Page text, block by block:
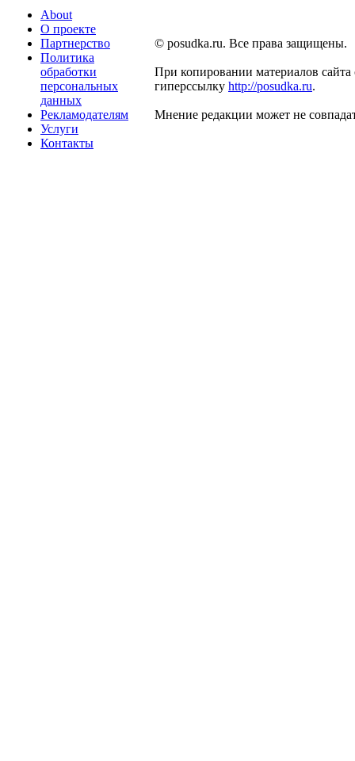
About
О проекте
Партнерство
Политика
обработки
персональных
данных
Рекламодателям
Услуги
Контакты
© posudka.ru. Все права защищены.
При копировании материалов сайта
гиперссылку http://posudka.ru.
Мнение редакции может не